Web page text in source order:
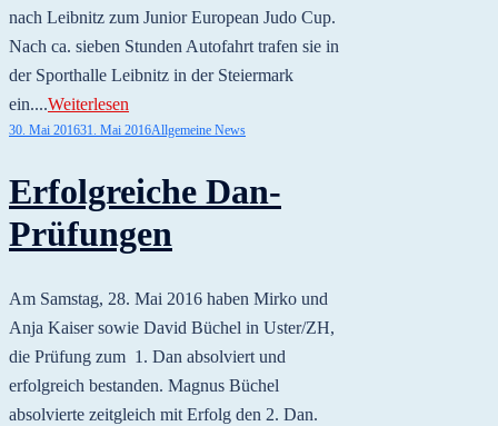
nach Leibnitz zum Junior European Judo Cup.
Nach ca. sieben Stunden Autofahrt trafen sie in
der Sporthalle Leibnitz in der Steiermark
ein....Weiterlesen
30. Mai 201631. Mai 2016Allgemeine News
Erfolgreiche Dan-
Prüfungen
Am Samstag, 28. Mai 2016 haben Mirko und
Anja Kaiser sowie David Büchel in Uster/ZH,
die Prüfung zum 1. Dan absolviert und
erfolgreich bestanden. Magnus Büchel
absolvierte zeitgleich mit Erfolg den 2. Dan.